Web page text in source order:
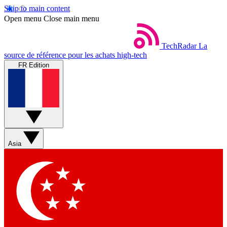
Skip to main content
Open menu Close main menu
TechRadar La
source de référence pour les achats high-tech
FR Edition
Asia